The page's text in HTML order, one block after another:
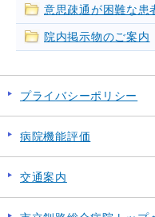
意思疎通が困難な患
院内掲示物のご案内
プライバシーポリシー
病院機能評価
交通案内